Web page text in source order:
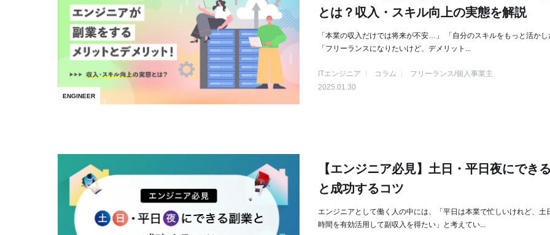
ENGINEER
とは？収入・スキル向上の実態を解説
「本業の収入だけでは将来が不安…」 「自分のスキルをもっと活かし
「フリーランスになりたいけど、デメリット...
ITエンジニア コラム
フリーランス/個人事業主
2025.01.30
【エンジニア必見】土日・平日夜にでき
と成功するコツ
エンジニアとして働く人の中には、「平日は本業で忙しいけれど、土
時間を有効活用して副収入を得たい」と考えてい...